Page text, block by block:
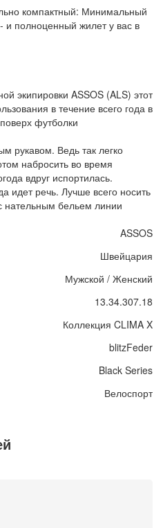
компактный: Минимальный
и полноценный жилет у вас в
экипировки ASSOS (ALS) этот
в течение всего года в
футболки
рукавом. Ведь так легко
набросить во время
вдруг испортилась.
идет речь. Лучше всего носить
нательным бельем линии
ASSOS
Швейцария
Мужской / Женский
13.34.307.18
Коллекция CLIMA X
blitzFeder
Black Series
Велоспорт